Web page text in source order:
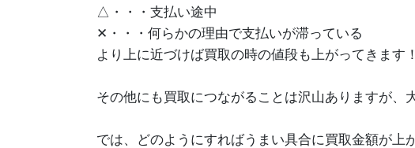
△・・・支払い途中
✕・・・何らかの理由で支払いが滞っている
より上に近づけば買取の時の値段も上がってきます
その他にも買取につながることは沢山ありますが
では、どのようにすればうまい具合に買取金額が上